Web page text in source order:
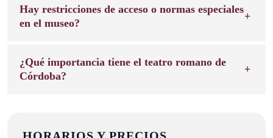
Hay restricciones de acceso o normas especiales
en el museo?
¿Qué importancia tiene el teatro romano de
Córdoba?